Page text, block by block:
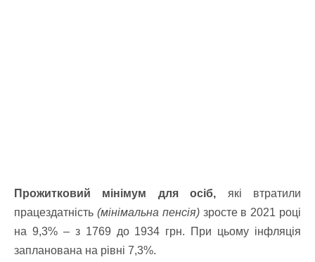
Прожитковий мінімум для осіб, які втратили
працездатність (мінімальна пенсія)зросте в 2021 році
на 9,3% – з 1769 до 1934 грн. При цьому інфляція
запланована на рівні 7,3%.